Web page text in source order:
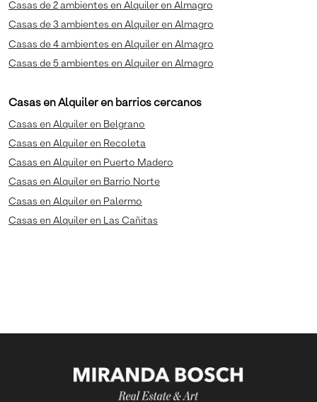
Casas de 2 ambientes en Alquiler en Almagro
Casas de 3 ambientes en Alquiler en Almagro
Casas de 4 ambientes en Alquiler en Almagro
Casas de 5 ambientes en Alquiler en Almagro
Casas en Alquiler en barrios cercanos
Casas en Alquiler en Belgrano
Casas en Alquiler en Recoleta
Casas en Alquiler en Puerto Madero
Casas en Alquiler en Barrio Norte
Casas en Alquiler en Palermo
Casas en Alquiler en Las Cañitas